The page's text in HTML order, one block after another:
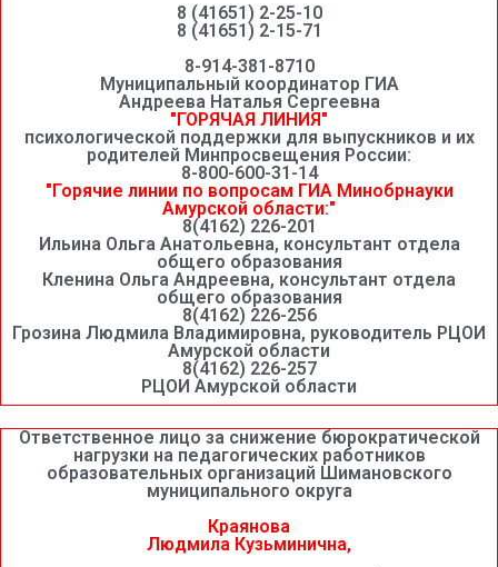
8 (41651) 2-25-10
8 (41651) 2-15-71
8-914-381-8710
Муниципальный координатор ГИА
Андреева Наталья Сергеевна
"ГОРЯЧАЯ ЛИНИЯ"
психологической поддержки для выпускников и их
родителей Минпросвещения России:
8-800-600-31-14
"Горячие линии по вопросам ГИА Минобрнауки
Амурской области:"
8(4162) 226-201
Ильина Ольга Анатольевна, консультант отдела
общего образования
Кленина Ольга Андреевна, консультант отдела
общего образования
8(4162) 226-256
Грозина Людмила Владимировна, руководитель РЦОИ
Амурской области
8(4162) 226-257
РЦОИ Амурской области
Ответственное лицо за снижение бюрократической
нагрузки на педагогических работников
образовательных организаций Шимановского
муниципального округа
Краянова
Людмила Кузьминична,